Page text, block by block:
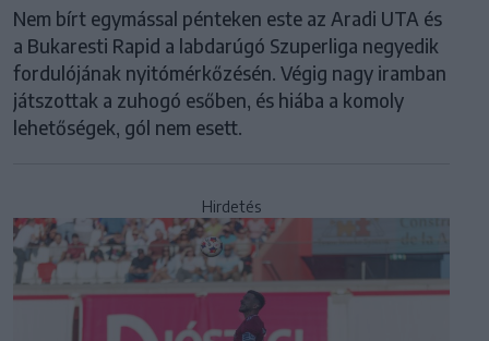
Nem bírt egymással pénteken este az Aradi UTA és
a Bukaresti Rapid a labdarúgó Szuperliga negyedik
fordulójának nyitómérkőzésén. Végig nagy iramban
játszottak a zuhogó esőben, és hiába a komoly
lehetőségek, gól nem esett.
Hirdetés